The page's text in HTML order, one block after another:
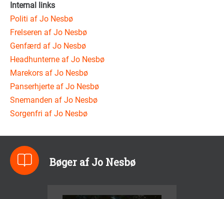
Internal links
Politi af Jo Nesbø
Frelseren af Jo Nesbø
Genfærd af Jo Nesbø
Headhunterne af Jo Nesbø
Marekors af Jo Nesbø
Panserhjerte af Jo Nesbø
Snemanden af Jo Nesbø
Sorgenfri af Jo Nesbø
Bøger af Jo Nesbø